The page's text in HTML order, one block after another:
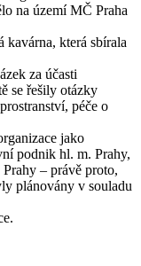
na území MČ Praha
která sbírala
za účasti
se řešily otázky
péče o
jako
podnik hl. m. Prahy,
– právě proto,
plánovány v souladu